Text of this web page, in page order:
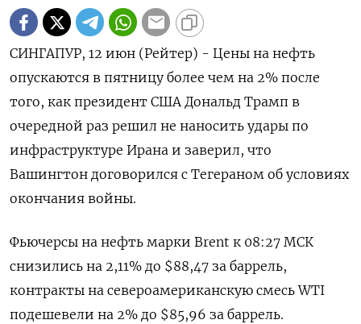
СИНГАПУР, 12 июн (Рейтер) - Цены на нефть
опускаются в пятницу более чем на 2% после
того, как президент США Дональд Трамп в
очередной раз решил не наносить удары по
инфраструктуре Ирана ‌и заверил, что
Вашингтон договорился с Тегераном об условиях
окончания войны.
Фьючерсы на нефть марки Brent к 08:27 МСК
снизились на 2,11% до $88,47 за баррель,
контракты на североамериканскую смесь WTI ​
подешевели на 2% до $85,96 за ​баррель.